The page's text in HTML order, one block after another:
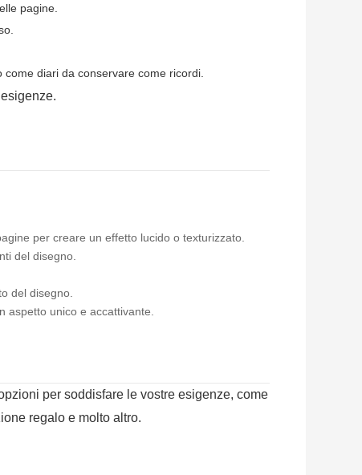
pagine.
diari da conservare come ricordi.
per creare un effetto lucido o texturizzato.
del disegno.
del disegno.
aspetto unico e accattivante.
per soddisfare le vostre esigenze, come
regalo e molto altro.